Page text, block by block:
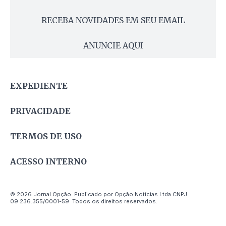
RECEBA NOVIDADES EM SEU EMAIL
ANUNCIE AQUI
EXPEDIENTE
PRIVACIDADE
TERMOS DE USO
ACESSO INTERNO
© 2026 Jornal Opção. Publicado por Opção Notícias Ltda CNPJ
09.236.355/0001-59. Todos os direitos reservados.